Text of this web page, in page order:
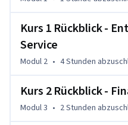
entwickelt haben, können
der Einschreibung keinen
sehen, werden ermutigt, auf
Spezialisierung zuzugreifen,
zum Kurs/Spezialisierung
Kurs 1 Rückblick -
Service
Modul 2 • 4 Stunden
Kurs 2 Rückblick -
Modul 3 • 2 Stunden